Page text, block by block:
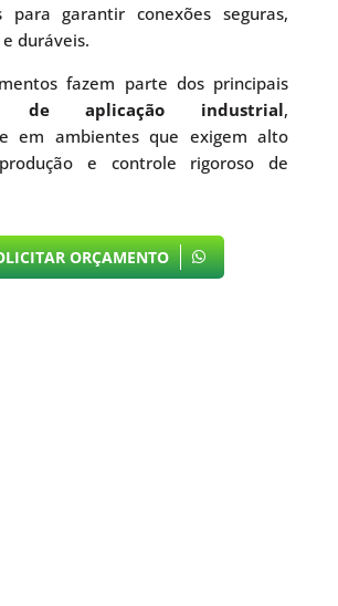
para garantir conexões seguras,
duráveis.
fazem parte dos principais
de aplicação industrial,
em ambientes que exigem alto
e controle rigoroso de
ORÇAMENTO